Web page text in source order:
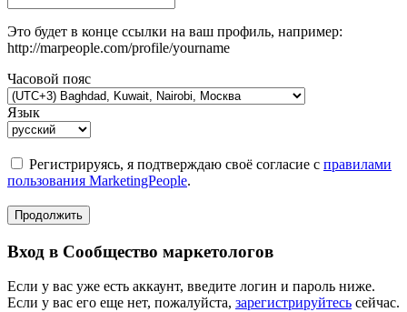
Это будет в конце ссылки на ваш профиль, например:
http://marpeople.com/profile/yourname
Часовой пояс
Язык
Регистрируясь, я подтверждаю своё согласие с правилами
пользования MarketingPeople.
Продолжить
Вход в Сообщество маркетологов
Если у вас уже есть аккаунт, введите логин и пароль ниже.
Если у вас его еще нет, пожалуйста, зарегистрируйтесь сейчас.